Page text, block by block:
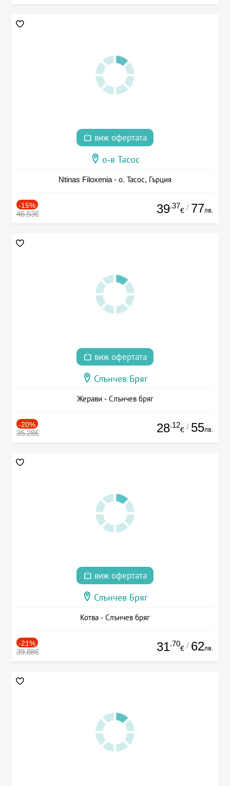
виж офертата
о-в Тасос
Ntinas Filoxenia - о. Тасос, Гърция
-15%
46.53€ 39.37
€ / 77лв.
виж офертата
Слънчев Бряг
Жерави - Слънчев бряг
-20%
35.28€ 28.12
€ / 55лв.
виж офертата
Слънчев Бряг
Котва - Слънчев бряг
-21%
39.88€ 31.70
€ / 62лв.